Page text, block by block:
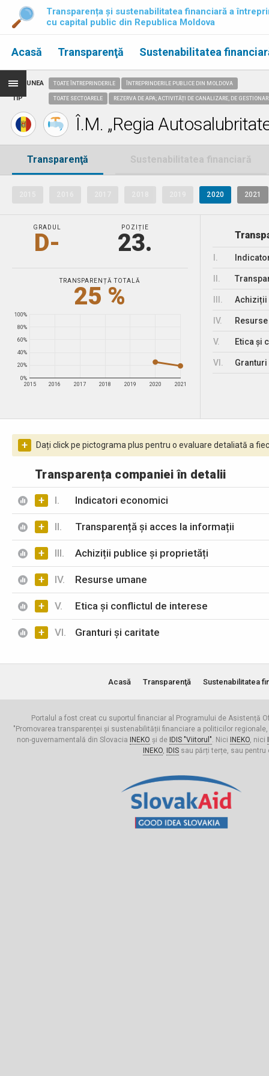
Transparența și sustenabilitatea financiară a
cu capital public din Republica Moldova
Acasă Transparenţă Sustenabilitatea
REGIUNEA
TIP
TOATE ÎNTREPRINDERILE ÎNTREPRINDERILE PUBLICE DIN MOLDOVA
TOATE SECTOARELE REZERVA DE APA; ACTIVITĂȚI DE CANALIZARE, DE
Î.M. „Regia
Transparenţă Sustenabilitatea financiară
2020 2021
GRADUL
D-
POZIȚIE
23.
TRANSPARENȚĂ TOTALĂ
25 %
2015 2016 2017 2018 2019 2020 2021
0%
20%
40%
60%
80%
100%
Achiziții
IV.
V. Etica și
VI.
+ Dați click pe pictograma plus pentru o evaluare detaliată a
Transparența companiei în detalii
+ I. Indicatori economici
+ II. Transparență și acces la informații
+ III. Achiziții publice și proprietăți
+ IV. Resurse umane
+ V. Etica și conflictul de interese
+ VI. Granturi și caritate
Acasă Transparenţă Sustenabilitatea
Portalul a fost creat cu suportul financiar al Programului de Asistență
"Promovarea transparenței și sustenabilității financiare a politicilor
non-guvernamentală din Slovacia
INEKO și de IDIS "Viitorul". Nici INEKO, nici
INEKO, IDISsau părți terțe, sau pentru